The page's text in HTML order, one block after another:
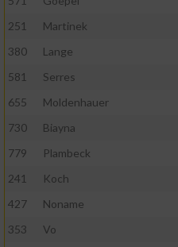
251
Martinek
380
Lange
581
Serres
655
Moldenhauer
730
Biayna
779
Plambeck
241
Koch
427
Noname
353
Vo